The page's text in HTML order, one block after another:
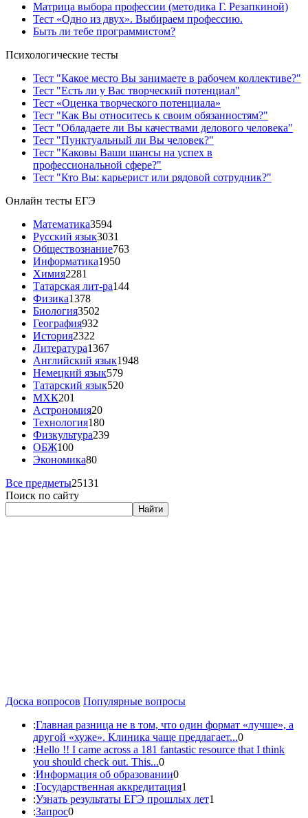
Матрица выбора профессии (методика Г. Резапкиной)
Тест «Одно из двух». Выбираем профессию.
Быть ли тебе программистом?
Психологические тесты
Тест "Какое место Вы занимаете в рабочем коллективе?"
Тест "Есть ли у Вас творческий потенциал"
Тест «Оценка творческого потенциала»
Тест "Как Вы относитесь к своим обязанностям?"
Тест "Обладаете ли Вы качествами делового человека"
Тест "Пунктуальный ли Вы человек?"
Тест "Каковы Ваши шансы на успех в
профессиональной сфере?"
Тест "Кто Вы: карьерист или рядовой сотрудник?"
Онлайн тесты ЕГЭ
Математика3594
Русский язык3031
Обществознание763
Информатика1950
Химия2281
Татарская лит-ра144
Физика1378
Биология3502
География932
История2322
Литература1367
Английский язык1948
Немецкий язык579
Татарский язык520
МХК201
Астрономия20
Технология180
Физкультура239
ОБЖ100
Экономика80
Все предметы25131
Поиск по сайту
Найти
Доска вопросов Популярные вопросы
:Главная разница не в том, что один формат «лучше», а
другой «хуже». Клиника чаще предлагает...0
:Hello !! I came across a 181 fantastic resource that I think
you should check out. This...0
:Информация об образовании0
:Государственная аккредитация1
:Узнать результаты ЕГЭ прошлых лет1
:Запрос0